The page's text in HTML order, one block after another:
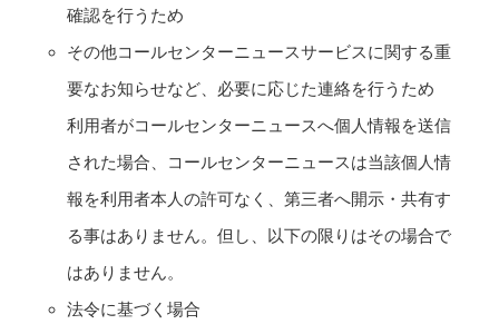
確認を行うため
その他コールセンターニュースサービスに関する重
要なお知らせなど、必要に応じた連絡を行うため
利用者がコールセンターニュースへ個人情報を送信
された場合、コールセンターニュースは当該個人情
報を利用者本人の許可なく、第三者へ開示・共有す
る事はありません。但し、以下の限りはその場合で
はありません。
法令に基づく場合